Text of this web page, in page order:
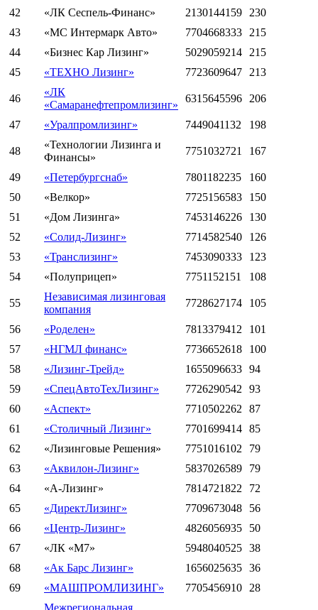
42 «ЛК Сеспель-Финанс» 2130144159 230
43
«МС Интермарк Авто» 7704668333 215
44
«Бизнес Кар Лизинг» 5029059214 215
45
«ТЕХНО Лизинг» 7723609647 213
46
«ЛК
«Самаранефтепромлизинг»
6315645596 206
47 «Уралпромлизинг» 7449041132 198
48
«Технологии Лизинга и
Финансы»
7751032721 167
49 «Петербургснаб» 7801182235
160
50
«Велкор» 7725156583
150
51
«Дом Лизинга» 7453146226
130
52
«Солид-Лизинг» 7714582540
126
53
«Транслизинг» 7453090333
123
54
«Полуприцеп» 7751152151 108
55
Независимая лизинговая
компания
7728627174 105
56 «Роделен» 7813379412
101
57
«НГМЛ финанс» 7736652618
100
58
«Лизинг-Трейд» 1655096633 94
59
«СпецАвтоТехЛизинг» 7726290542 93
60
«Аспект» 7710502262 87
61
«Столичный Лизинг» 7701699414 85
62
«Лизинговые Решения» 7751016102
79
63
«Аквилон-Лизинг» 5837026589
79
64
«А-Лизинг» 7814721822
72
65
«ДиректЛизинг» 7709673048
56
66
«Центр-Лизинг» 4826056935
50
67
«ЛК «М7» 5948040525 38
68
«Ак Барс Лизинг» 1656025635 36
69
«МАШПРОМЛИЗИНГ» 7705456910 28